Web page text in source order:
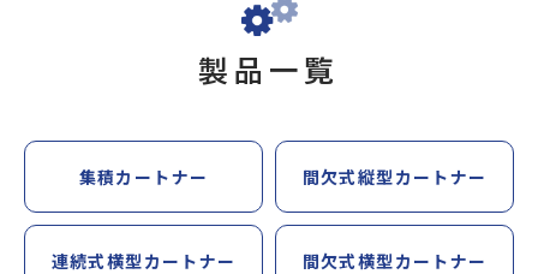
製品一覧
集積カートナー 間欠式縦型カートナー
連続式横型カートナー 間欠式横型カートナー